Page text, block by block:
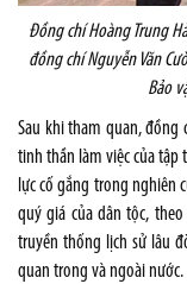
Đồng chí Hoàng Trung
đồng chí Nguyễn Văn
Bảo
Sau khi tham quan, đồng
tinh thần làm việc của tập
lực cố gắng trong nghiên
quý giá của dân tộc,
truyền thống lịch sử lâu
quan trong và ngoài nước.